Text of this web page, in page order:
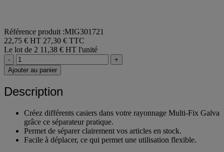
Référence produit :MIG301721
22,75 € HT 27,30 € TTC
Le lot de 2 11,38 € HT l'unité
-
+
Ajouter au panier
Description
Créez différents casiers dans votre rayonnage Multi-Fix Galva
grâce ce séparateur pratique.
Permet de séparer clairement vos articles en stock.
Facile à déplacer, ce qui permet une utilisation flexible.